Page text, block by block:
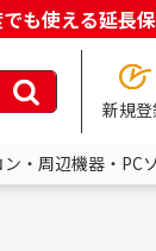
も使える延長保
新規登
ン・周辺機器・PC